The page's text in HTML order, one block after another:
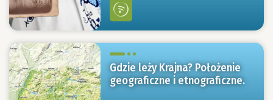
Gdzie leży Krajna? Położenie
geograficzne i etnograficzne.